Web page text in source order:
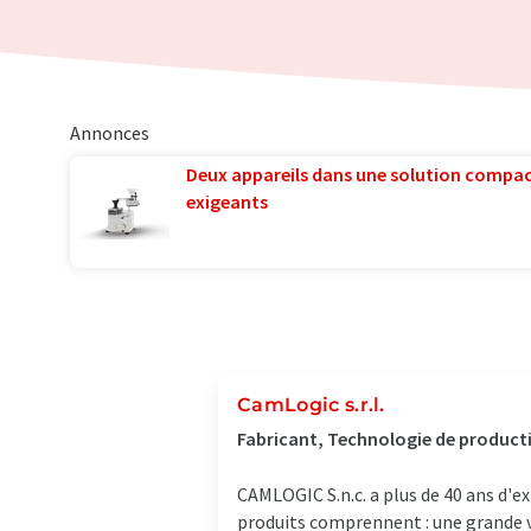
Annonces
Deux appareils dans une solution
exigeants
CamLogic s.r.l.
Fabricant, Technologie de
CAMLOGIC S.n.c. a plus de 40 ans
produits comprennent : une grande